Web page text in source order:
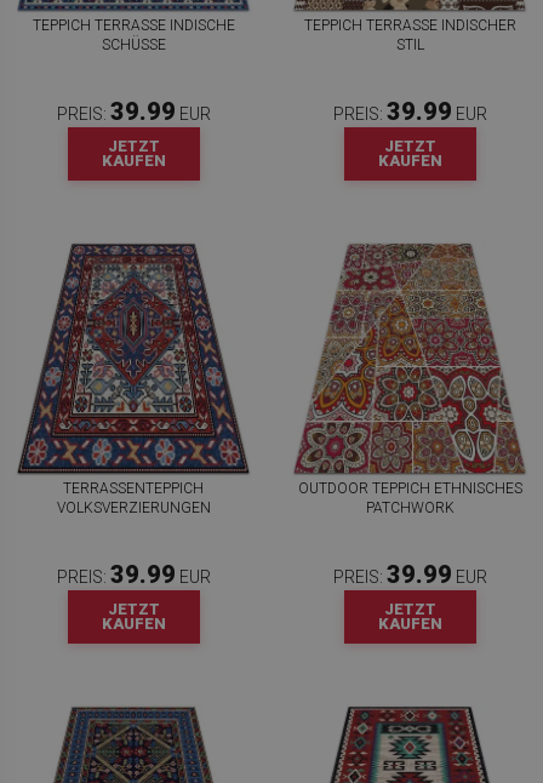
TEPPICH TERRASSE INDISCHE
SCHÜSSE
PREIS: 39.99 EUR
JETZT
KAUFEN
TEPPICH TERRASSE INDISCHER
STIL
PREIS: 39.99 EUR
JETZT
KAUFEN
TERRASSENTEPPICH
VOLKSVERZIERUNGEN
PREIS: 39.99 EUR
JETZT
KAUFEN
OUTDOOR TEPPICH ETHNISCHES
PATCHWORK
PREIS: 39.99 EUR
JETZT
KAUFEN